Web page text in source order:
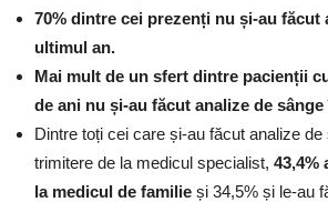
70% dintre cei prezenți nu și-au făcut
ultimul an.
Mai mult de un sfert dintre pacienții
de ani nu și-au făcut analize de
Dintre toți cei care și-au făcut analize
trimitere de la medicul specialist, 43,4%
la medicul de familie și 34,5% și le-au